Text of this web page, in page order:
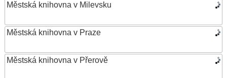
Městská knihovna v Milevsku
Městská knihovna v Praze
Městská knihovna v Přerově